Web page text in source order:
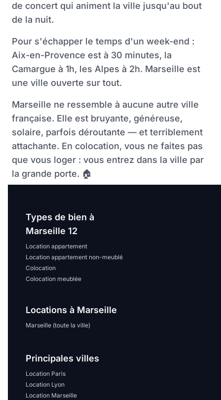
de concert qui animent la ville jusqu'au bout
de la nuit.
Pour s'échapper le temps d'un week-end :
Aix-en-Provence est à 30 minutes, la
Camargue à 1h, les Alpes à 2h. Marseille est
une ville ouverte sur tout.
Marseille ne ressemble à aucune autre ville
française. Elle est bruyante, généreuse,
solaire, parfois déroutante — et terriblement
attachante. En colocation, vous ne faites pas
que vous loger : vous entrez dans la ville par
la grande porte. 🏠
Types de bien à
Marseille 12
Location appartement
Location appartement non-meublé
Colocation
Colocation meublée
Locations à Marseille
Marseille (toute la ville)
Principales villes
Location Paris
Location Lyon
Location Marseille